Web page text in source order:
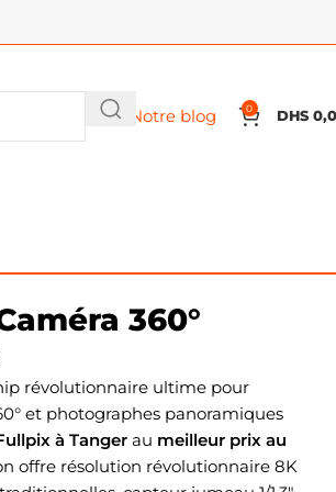
Notre blog 0 DHS
360°
révolutionnaire ultime pour
et photographes panoramiques
à Tanger au meilleur prix au
offre résolution révolutionnaire 8K